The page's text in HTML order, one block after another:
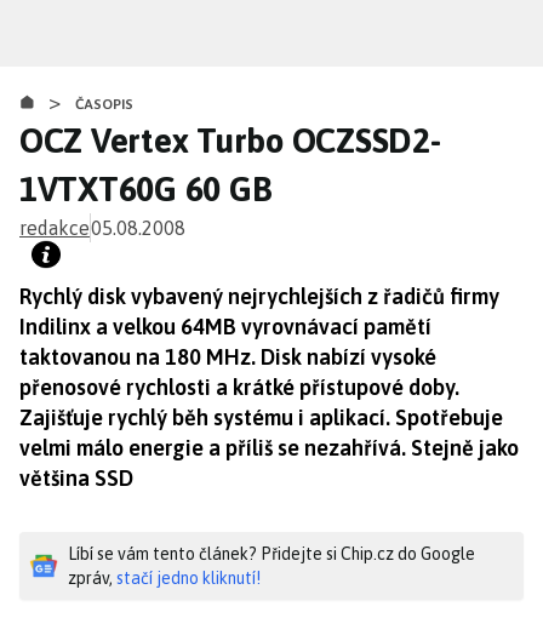
obsahu
> ČASOPIS
OCZ Vertex Turbo OCZSSD2-
1VTXT60G 60 GB
redakce05.08.2008
Rychlý disk vybavený nejrychlejších z řadičů firmy
Indilinx a velkou 64MB vyrovnávací pamětí
taktovanou na 180 MHz. Disk nabízí vysoké
přenosové rychlosti a krátké přístupové doby.
Zajišťuje rychlý běh systému i aplikací. Spotřebuje
velmi málo energie a příliš se nezahřívá. Stejně jako
většina SSD
Líbí se vám tento článek? Přidejte si Chip.cz do Google
zpráv, stačí jedno kliknutí!